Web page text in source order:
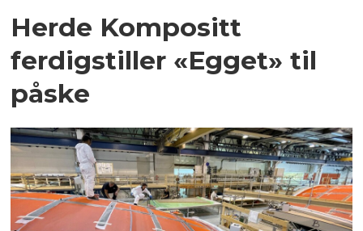
Herde Kompositt
ferdigstiller «Egget» til
påske